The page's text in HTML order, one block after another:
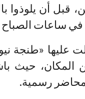
قبل أن يلوذوا
ساعات الصباح
عليها «طنجة
المكان، حيث
رسمية.